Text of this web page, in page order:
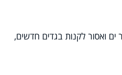
ים ואסור לקנות בגדים חדשים,